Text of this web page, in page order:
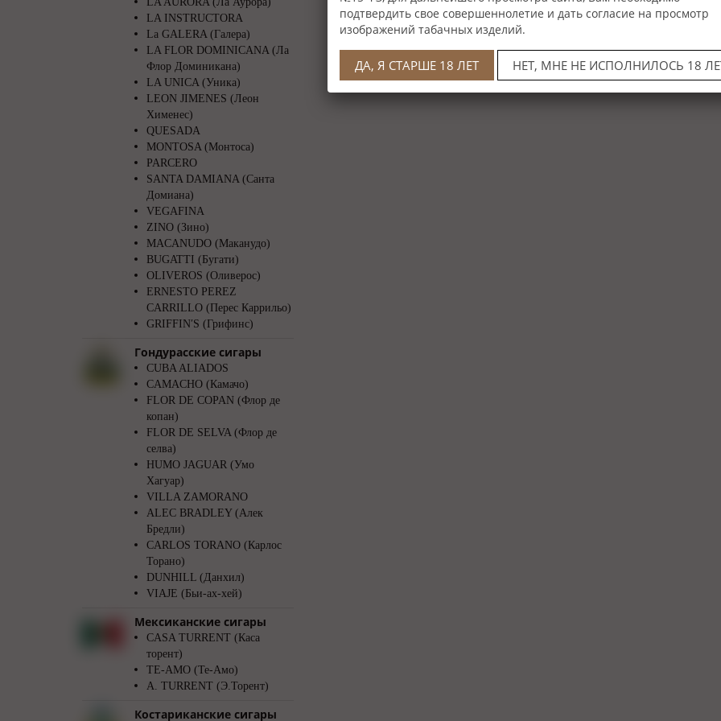
LA INSTRUCTORA
La GALERA (Галера)
LA FLOR DOMINICANA (Ла
Флор Доминикана)
LA UNICA (Уника)
LEON JIMENES (Леон
Хименес)
QUESADA
MONTOSA (Монтоса)
PARCERO
SANTA DAMIANA (Санта
Домиана)
VEGAFINA
ZINO (Зино)
MACANUDO (Маканудо)
BUGATTI (Бугати)
OLIVEROS (Оливерос)
ERNESTO PEREZ
CARRILLO (Перес Каррильо)
GRIFFIN′S (Грифинс)
Гондурасские сигары
CUBA ALIADOS
CAMACHO (Камачо)
FLOR DE COPAN (Флор де
копан)
FLOR DE SELVA (Флор де
селва)
HUMO JAGUAR (Умо
Хагуар)
VILLA ZAMORANO
ALEC BRADLEY (Алек
Бредли)
CARLOS TORANO (Карлос
Торано)
DUNHILL (Данхил)
VIAJE (Бьи-ах-хей)
Мексиканские сигары
CASA TURRENT (Каса
торент)
TE-AMO (Те-Амо)
A. TURRENT (Э.Торент)
Костариканские сигары
подтвердить свое совершеннолетие и дать согласие на просмотр
изображений табачных изделий.
ДА, Я СТАРШЕ 18 ЛЕТ НЕТ, МНЕ НЕ ИСПОЛНИЛОСЬ 18